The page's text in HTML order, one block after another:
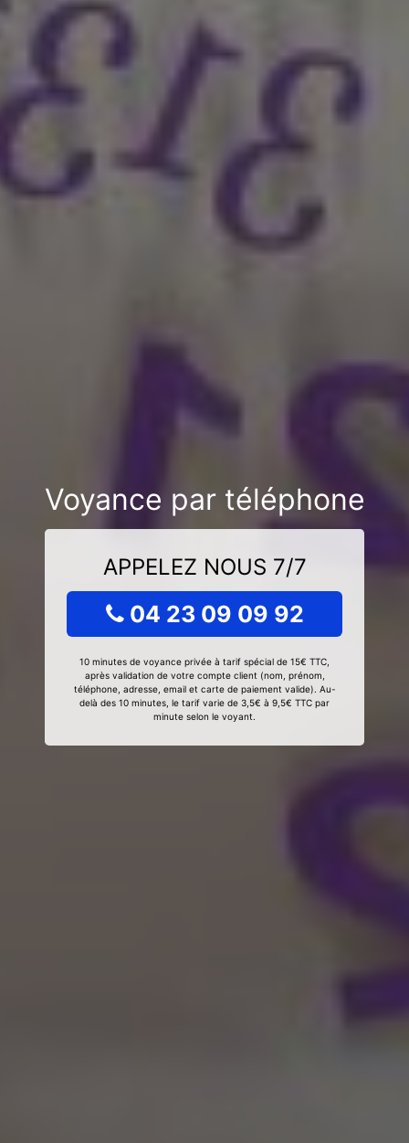
Voyance par téléphone
APPELEZ NOUS 7/7
04 23 09 09 92
10 minutes de voyance privée à tarif spécial de 15€ TTC,
après validation de votre compte client (nom, prénom,
téléphone, adresse, email et carte de paiement valide). Au-
delà des 10 minutes, le tarif varie de 3,5€ à 9,5€ TTC par
minute selon le voyant.